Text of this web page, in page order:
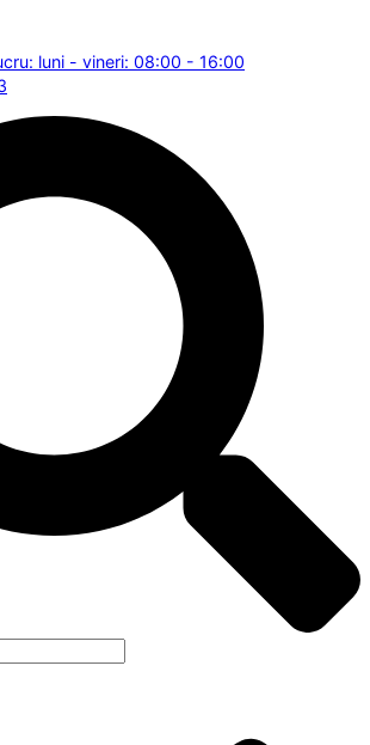
luni - vineri: 08:00 - 16:00